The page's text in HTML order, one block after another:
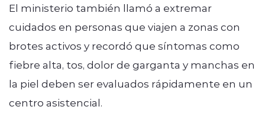
El ministerio también llamó a extremar
cuidados en personas que viajen a zonas con
brotes activos y recordó que síntomas como
fiebre alta, tos, dolor de garganta y manchas en
la piel deben ser evaluados rápidamente en un
centro asistencial.